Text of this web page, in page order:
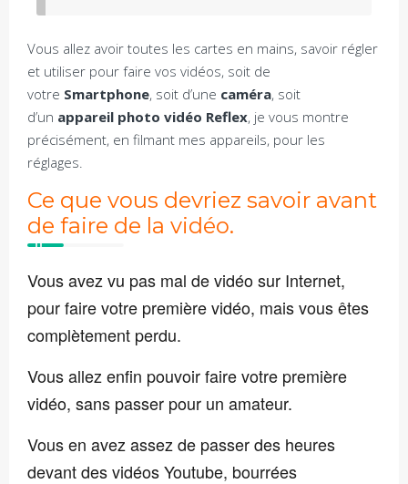
Vous allez avoir toutes les cartes en mains, savoir régler
et utiliser pour faire vos vidéos, soit de
votre Smartphone, soit d’une caméra, soit
d’un appareil photo vidéo Reflex, je vous montre
précisément, en filmant mes appareils, pour les
réglages.
Ce que vous devriez savoir avant
de faire de la vidéo.
Vous avez vu pas mal de vidéo sur Internet,
pour faire votre première vidéo, mais vous êtes
complètement perdu.
Vous allez enfin pouvoir faire votre première
vidéo, sans passer pour un amateur.
Vous en avez assez de passer des heures
devant des vidéos Youtube, bourrées